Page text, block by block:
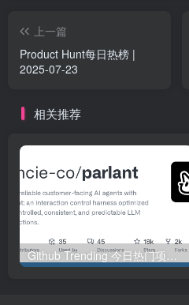
上一篇
Product Hunt每日热榜 |
2025-07-23
相关推荐
Github Trending 今日热门项目 | 2025-09-06